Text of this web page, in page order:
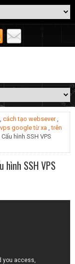
, cách tạo websever,
google từ xa ,trên
hình SSH VPS
hình SSH VPS